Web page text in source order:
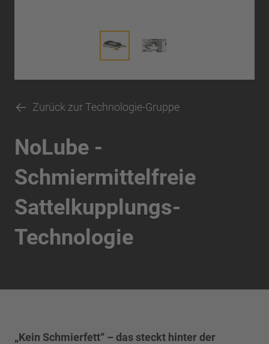
Zurück zur Technologie-Gruppe
NoLube -
Schmiermittelfreie
Sattelkupplungs-
Technologie
„Kein Schmierfett“ – das steckt hinter der